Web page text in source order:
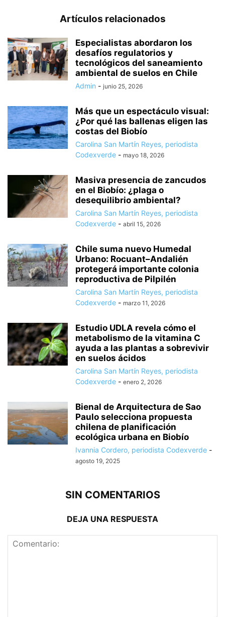
Artículos relacionados
Especialistas abordaron los
desafíos regulatorios y
tecnológicos del saneamiento
ambiental de suelos en Chile
Admin - junio 25, 2026
Más que un espectáculo visual:
¿Por qué las ballenas eligen las
costas del Biobío
Carolina San Martín Reyes, periodista
Codexverde - mayo 18, 2026
Masiva presencia de zancudos
en el Biobío: ¿plaga o
desequilibrio ambiental?
Carolina San Martín Reyes, periodista
Codexverde - abril 15, 2026
Chile suma nuevo Humedal
Urbano: Rocuant–Andalién
protegerá importante colonia
reproductiva de Pilpilén
Carolina San Martín Reyes, periodista
Codexverde - marzo 11, 2026
Estudio UDLA revela cómo el
metabolismo de la vitamina C
ayuda a las plantas a sobrevivir
en suelos ácidos
Carolina San Martín Reyes, periodista
Codexverde - enero 2, 2026
Bienal de Arquitectura de Sao
Paulo selecciona propuesta
chilena de planificación
ecológica urbana en Biobío
Ivannia Cordero, periodista Codexverde -
agosto 19, 2025
SIN COMENTARIOS
DEJA UNA RESPUESTA